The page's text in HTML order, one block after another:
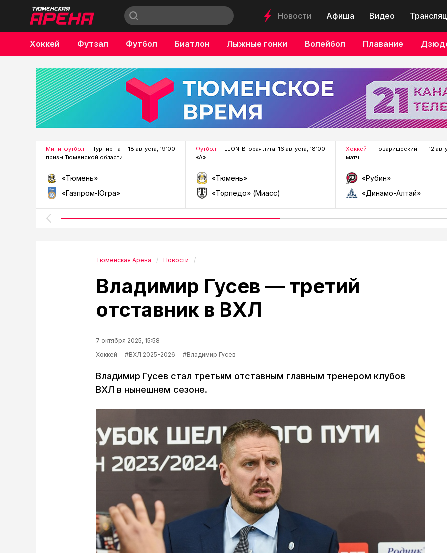
Новости Афиша Видео
Хоккей Футзал Футбол Биатлон Лыжные гонки Волейбол Плавание
Бокс
Мини-футбол — Турнир на
призы Тюменской области
18 августа, 19:00
«Тюмень»
«Газпром-Югра»
Футбол — LEON-Вторая лига
«А»
16 августа, 18:00
«Тюмень»
«Торпедо» (Миасс)
Хоккей — Товарищеский
матч
12
«Рубин»
«Динамо-Алтай»
Тюменская Арена Новости
Владимир Гусев — третий
отставник в ВХЛ
7 октября 2025, 15:58
Хоккей
#ВХЛ 2025-2026 #Владимир Гусев
Владимир Гусев стал третьим отставным главным тренером клубов
ВХЛ в нынешнем сезоне.